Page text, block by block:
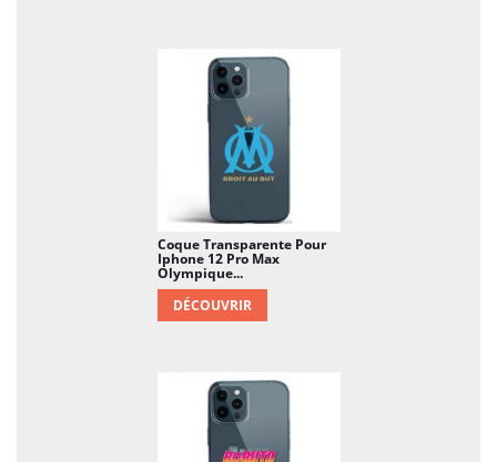
Coque Transparente Pour
Iphone 12 Pro Max
Olympique...
DÉCOUVRIR